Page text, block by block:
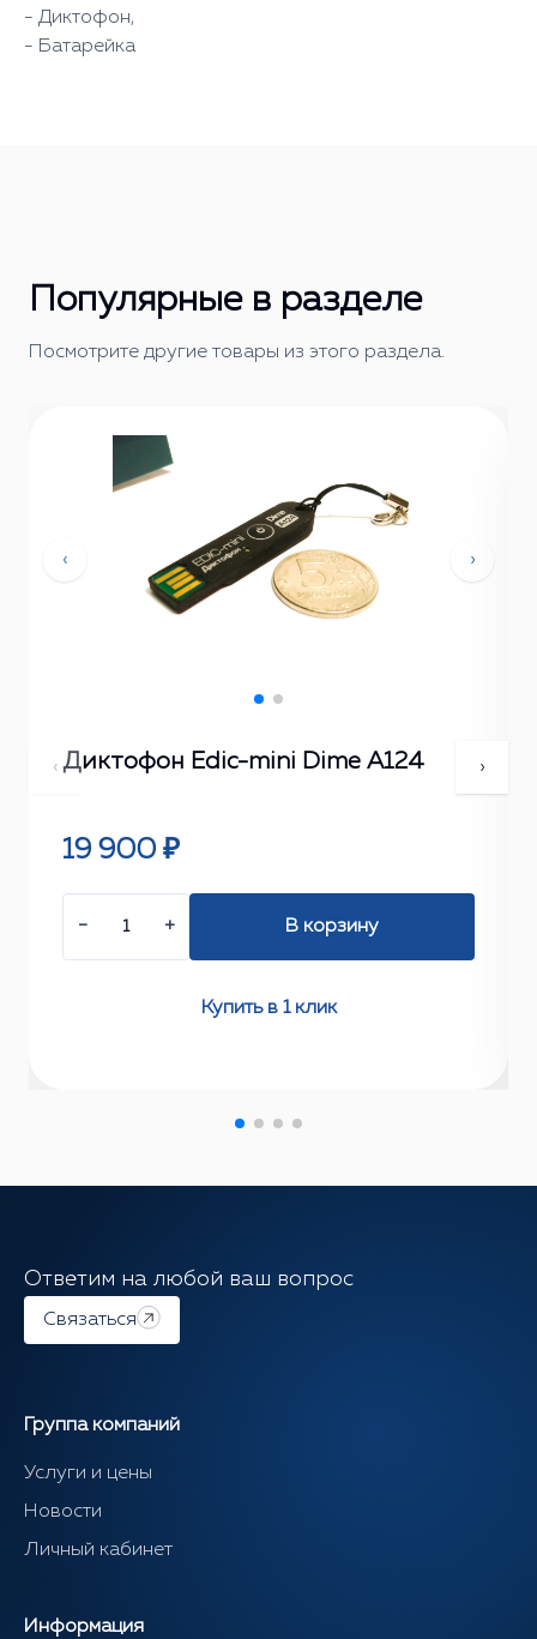
- Диктофон,
- Батарейка
Популярные в разделе
Посмотрите другие товары из этого раздела.
‹ ›
Диктофон Edic-mini Dime А124
19 900 ₽
− + В корзину
Купить в 1 клик
‹ ›
Ответим на любой ваш вопрос
Связаться
Группа компаний
Услуги и цены
Новости
Личный кабинет
Информация